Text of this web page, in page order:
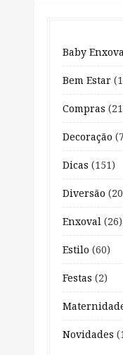
Baby
Bem Estar
Compras
Decoração
Dicas (151)
Diversão
Enxoval (26)
Estilo (60)
Festas (2)
Novidades